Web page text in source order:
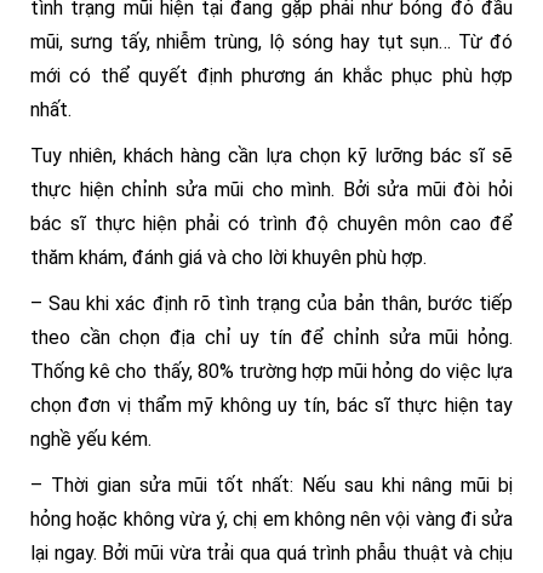
tình trạng mũi hiện tại đang gặp phải như bóng đỏ đầu
mũi, sưng tấy, nhiễm trùng, lộ sóng hay tụt sụn… Từ đó
mới có thể quyết định phương án khắc phục phù hợp
nhất.
Tuy nhiên, khách hàng cần lựa chọn kỹ lưỡng bác sĩ sẽ
thực hiện chỉnh sửa mũi cho mình. Bởi sửa mũi đòi hỏi
bác sĩ thực hiện phải có trình độ chuyên môn cao để
thăm khám, đánh giá và cho lời khuyên phù hợp.
– Sau khi xác định rõ tình trạng của bản thân, bước tiếp
theo cần chọn địa chỉ uy tín để chỉnh sửa mũi hỏng.
Thống kê cho thấy, 80% trường hợp mũi hỏng do việc lựa
chọn đơn vị thẩm mỹ không uy tín, bác sĩ thực hiện tay
nghề yếu kém.
– Thời gian sửa mũi tốt nhất: Nếu sau khi nâng mũi bị
hỏng hoặc không vừa ý, chị em không nên vội vàng đi sửa
lại ngay. Bởi mũi vừa trải qua quá trình phẫu thuật và chịu